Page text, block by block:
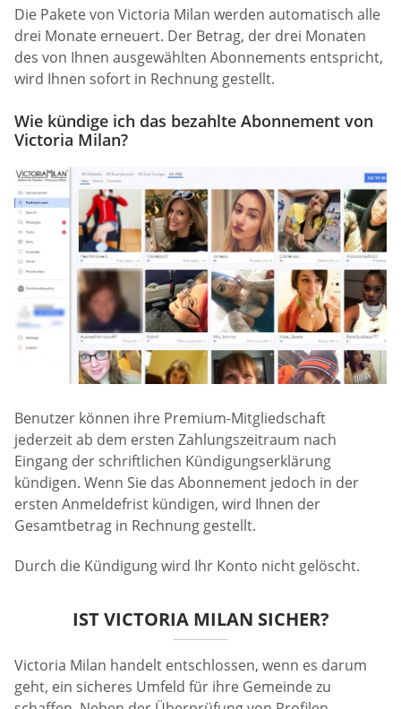
Die Pakete von Victoria Milan werden automatisch alle
drei Monate erneuert. Der Betrag, der drei Monaten
des von Ihnen ausgewählten Abonnements entspricht,
wird Ihnen sofort in Rechnung gestellt.
Wie kündige ich das bezahlte Abonnement von
Victoria Milan?
Benutzer können ihre Premium-Mitgliedschaft
jederzeit ab dem ersten Zahlungszeitraum nach
Eingang der schriftlichen Kündigungserklärung
kündigen. Wenn Sie das Abonnement jedoch in der
ersten Anmeldefrist kündigen, wird Ihnen der
Gesamtbetrag in Rechnung gestellt.
Durch die Kündigung wird Ihr Konto nicht gelöscht.
IST VICTORIA MILAN SICHER?
Victoria Milan handelt entschlossen, wenn es darum
geht, ein sicheres Umfeld für ihre Gemeinde zu